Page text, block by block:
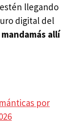
llegando
digital del
allí
por